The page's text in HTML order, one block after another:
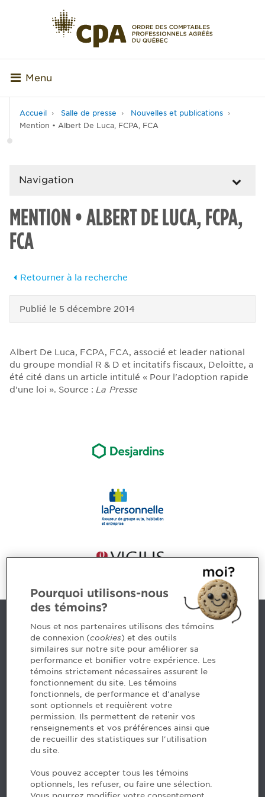
Menu
Accueil Salle de presse
Nouvelles et publications
Mention • Albert De Luca, FCPA, FCA
Navigation
MENTION • ALBERT DE LUCA, FCPA,
FCA
Retourner à la recherche
Publié le 5 décembre 2014
Albert De Luca, FCPA, FCA, associé et leader national
du groupe mondial R & D et incitatifs fiscaux, Deloitte, a
été cité dans un article intitulé « Pour l'adoption rapide
d'une loi ». Source : La Presse
Nous joindre
5, Place Ville Marie, bureau 800, Montréal (Québec)
H3B 2G2
www.cpaquebec.ca
Des questions? Faites appel à notre équipe >
Envie de mettre de l’Ordre dans votre carrière? Voyez
les postes disponibles >
Facebook - Devenir CPA
Instagram
Pourquoi utilisons-nous
des témoins?
Nous et nos partenaires utilisons des témoins
de connexion (cookies) et des outils
similaires sur notre site pour améliorer sa
performance et bonifier votre expérience. Les
témoins strictement nécessaires assurent le
fonctionnement du site. Les témoins
fonctionnels, de performance et d'analyse
sont optionnels et requièrent votre
permission. Ils permettent de retenir vos
renseignements et vos préférences ainsi que
de recueillir des statistiques sur l'utilisation
du site.
Vous pouvez accepter tous les témoins
optionnels, les refuser, ou faire une sélection.